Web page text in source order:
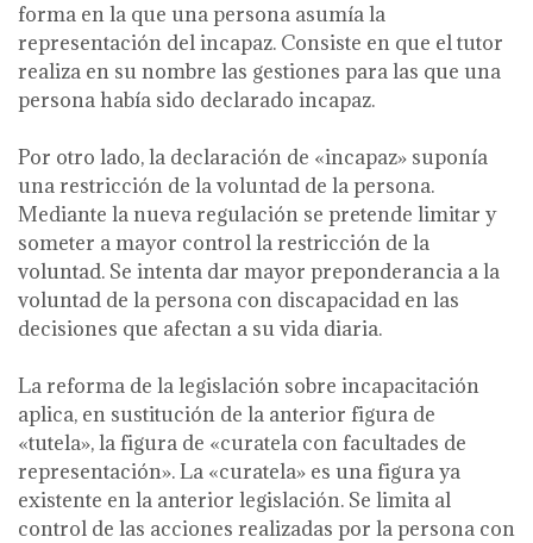
forma en la que una persona asumía la
representación del incapaz. Consiste en que el tutor
realiza en su nombre las gestiones para las que una
persona había sido declarado incapaz.
Por otro lado, la declaración de «incapaz» suponía
una restricción de la voluntad de la persona.
Mediante la nueva regulación se pretende limitar y
someter a mayor control la restricción de la
voluntad. Se intenta dar mayor preponderancia a la
voluntad de la persona con discapacidad en las
decisiones que afectan a su vida diaria.
La reforma de la legislación sobre incapacitación
aplica, en sustitución de la anterior figura de
«tutela», la figura de «curatela con facultades de
representación». La «curatela» es una figura ya
existente en la anterior legislación. Se limita al
control de las acciones realizadas por la persona con